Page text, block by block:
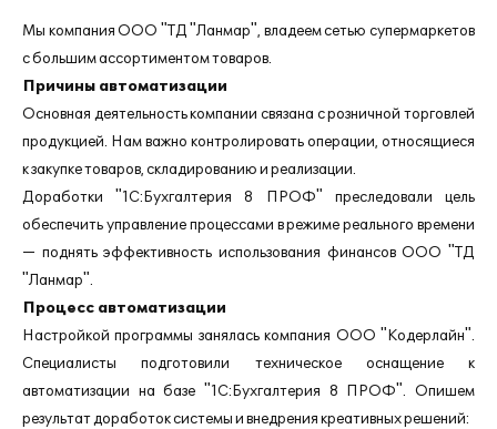
Мы компания ООО "ТД "Ланмар", владеем сетью супермаркетов
с большим ассортиментом товаров.
Причины автоматизации
Основная деятельность компании связана с розничной торговлей
продукцией. Нам важно контролировать операции, относящиеся
к закупке товаров, складированию и реализации.
Доработки "1С:Бухгалтерия 8 ПРОФ" преследовали цель
обеспечить управление процессами в режиме реального времени
— поднять эффективность использования финансов ООО "ТД
"Ланмар".
Процесс автоматизации
Настройкой программы занялась компания ООО "Кодерлайн".
Специалисты подготовили техническое оснащение к
автоматизации на базе "1С:Бухгалтерия 8 ПРОФ". Опишем
результат доработок системы и внедрения креативных решений: